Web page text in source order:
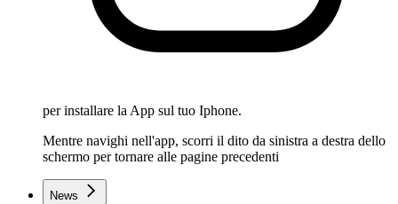
per installare la App sul tuo Iphone.
Mentre navighi nell'app, scorri il dito da sinistra a destra dello
schermo per tornare alle pagine precedenti
News